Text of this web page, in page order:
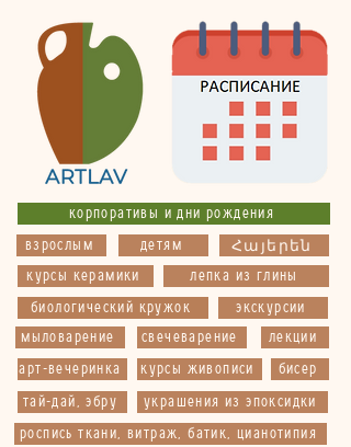
корпоративы и дни рождения
детям
взрослым Հայերեն
украшения из эпоксидки
мыловарение свечеварение
арт-вечеринка бисер
тай-дай, эбру
экскурсии
лепка из глины
роспись ткани, витраж, батик, цианотипия
курсы живописи
лекции
биологический кружок
курсы керамики